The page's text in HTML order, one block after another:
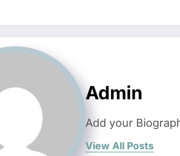
Admin
Add your
View All Posts